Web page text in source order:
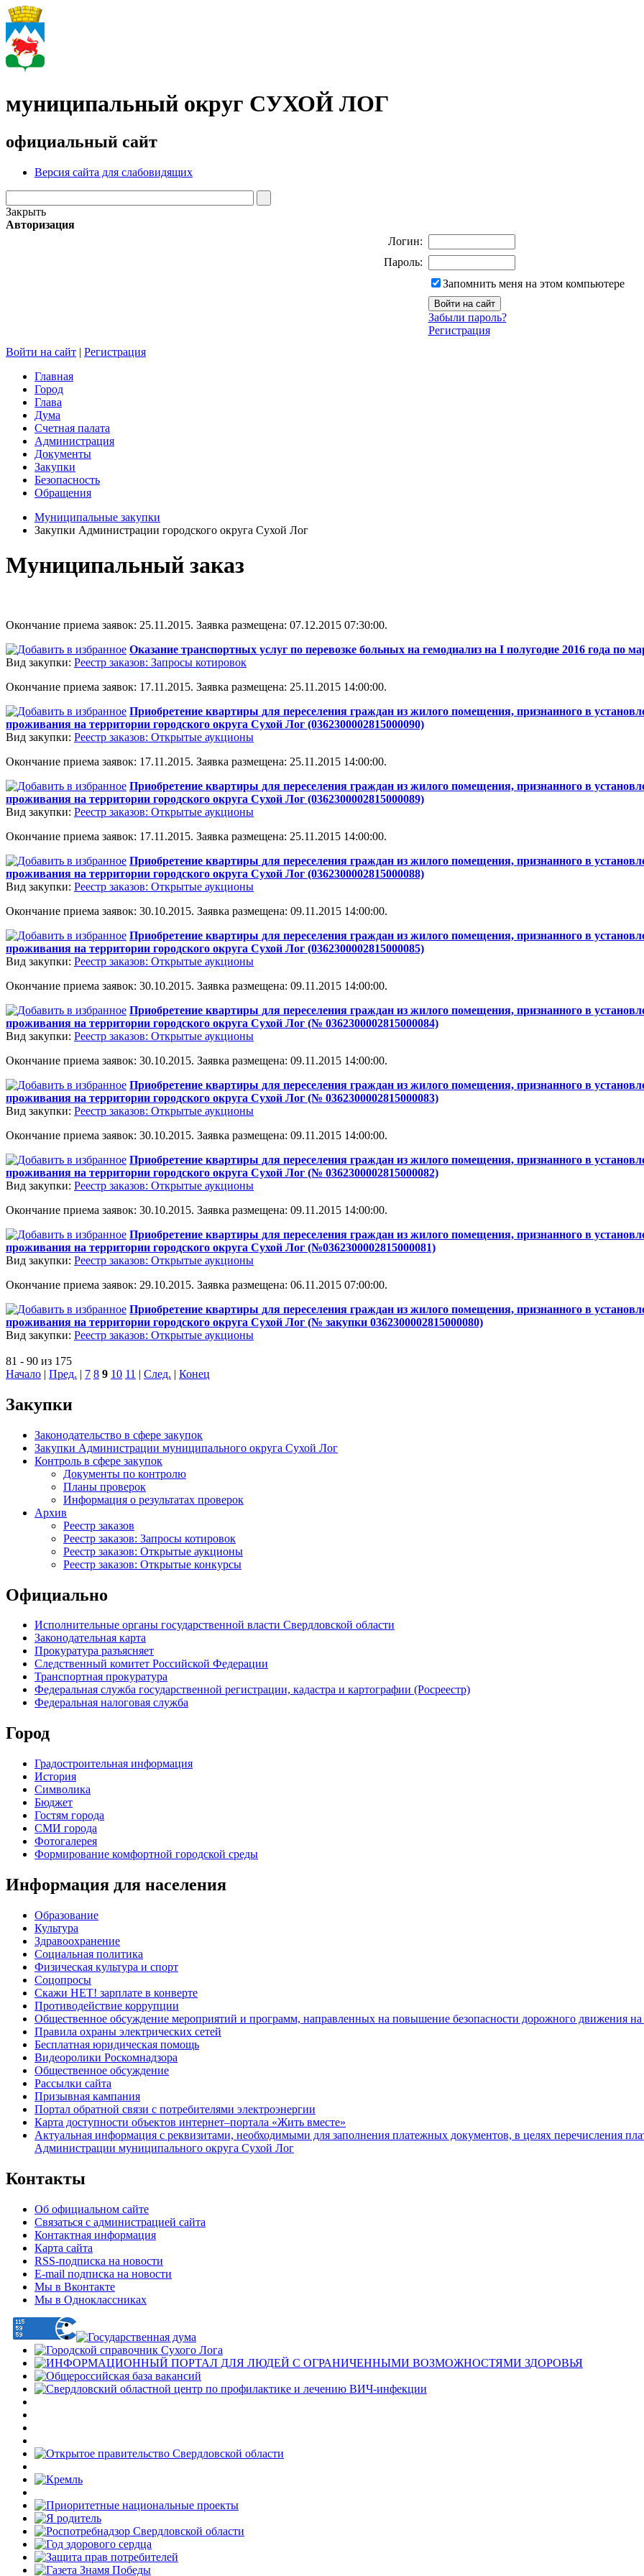
муниципальный округ СУХОЙ ЛОГ
официальный сайт
Версия сайта для слабовидящих
Закрыть
Авторизация
Логин:
Пароль:
Запомнить меня на этом компьютере
Забыли пароль?
Регистрация
Войти на сайт | Регистрация
Главная
Город
Глава
Дума
Счетная палата
Администрация
Документы
Закупки
Безопасность
Обращения
Муниципальные закупки
Закупки Администрации городского округа Сухой Лог
Муниципальный заказ
Окончание приема заявок: 25.11.2015. Заявка размещена: 07.12.2015 07:30:00.
Оказание транспортных услуг по перевозке больных на гемодиализ на I полугодие 2016 года по
Вид закупки: Реестр заказов: Запросы котировок
Окончание приема заявок: 17.11.2015. Заявка размещена: 25.11.2015 14:00:00.
Приобретение квартиры для переселения граждан из жилого помещения, признанного в
проживания на территории городского округа Сухой Лог (0362300002815000090)
Вид закупки: Реестр заказов: Открытые аукционы
Окончание приема заявок: 17.11.2015. Заявка размещена: 25.11.2015 14:00:00.
Приобретение квартиры для переселения граждан из жилого помещения, признанного в
проживания на территории городского округа Сухой Лог (0362300002815000089)
Вид закупки: Реестр заказов: Открытые аукционы
Окончание приема заявок: 17.11.2015. Заявка размещена: 25.11.2015 14:00:00.
Приобретение квартиры для переселения граждан из жилого помещения, признанного в
проживания на территории городского округа Сухой Лог (0362300002815000088)
Вид закупки: Реестр заказов: Открытые аукционы
Окончание приема заявок: 30.10.2015. Заявка размещена: 09.11.2015 14:00:00.
Приобретение квартиры для переселения граждан из жилого помещения, признанного в
проживания на территории городского округа Сухой Лог (0362300002815000085)
Вид закупки: Реестр заказов: Открытые аукционы
Окончание приема заявок: 30.10.2015. Заявка размещена: 09.11.2015 14:00:00.
Приобретение квартиры для переселения граждан из жилого помещения, признанного в
проживания на территории городского округа Сухой Лог (№ 0362300002815000084)
Вид закупки: Реестр заказов: Открытые аукционы
Окончание приема заявок: 30.10.2015. Заявка размещена: 09.11.2015 14:00:00.
Приобретение квартиры для переселения граждан из жилого помещения, признанного в
проживания на территории городского округа Сухой Лог (№ 0362300002815000083)
Вид закупки: Реестр заказов: Открытые аукционы
Окончание приема заявок: 30.10.2015. Заявка размещена: 09.11.2015 14:00:00.
Приобретение квартиры для переселения граждан из жилого помещения, признанного в
проживания на территории городского округа Сухой Лог (№ 0362300002815000082)
Вид закупки: Реестр заказов: Открытые аукционы
Окончание приема заявок: 30.10.2015. Заявка размещена: 09.11.2015 14:00:00.
Приобретение квартиры для переселения граждан из жилого помещения, признанного в
проживания на территории городского округа Сухой Лог (№0362300002815000081)
Вид закупки: Реестр заказов: Открытые аукционы
Окончание приема заявок: 29.10.2015. Заявка размещена: 06.11.2015 07:00:00.
Приобретение квартиры для переселения граждан из жилого помещения, признанного в
проживания на территории городского округа Сухой Лог (№ закупки 0362300002815000080)
Вид закупки: Реестр заказов: Открытые аукционы
81 - 90 из 175
Начало | Пред. | 7 8 9 10 11 | След. | Конец
Закупки
Законодательство в сфере закупок
Закупки Администрации муниципального округа Сухой Лог
Контроль в сфере закупок
Документы по контролю
Планы проверок
Информация о результатах проверок
Архив
Реестр заказов
Реестр заказов: Запросы котировок
Реестр заказов: Открытые аукционы
Реестр заказов: Открытые конкурсы
Официально
Исполнительные органы государственной власти Свердловской области
Законодательная карта
Прокуратура разъясняет
Следственный комитет Российской Федерации
Транспортная прокуратура
Федеральная служба государственной регистрации, кадастра и картографии (Росреестр)
Федеральная налоговая служба
Город
Градостроительная информация
История
Символика
Бюджет
Гостям города
СМИ города
Фотогалерея
Формирование комфортной городской среды
Информация для населения
Образование
Культура
Здравоохранение
Социальная политика
Физическая культура и спорт
Соцопросы
Скажи НЕТ! зарплате в конверте
Противодействие коррупции
Общественное обсуждение мероприятий и программ, направленных на повышение безопасности дорожного движения на
Правила охраны электрических сетей
Бесплатная юридическая помощь
Видеоролики Роскомнадзора
Общественное обсуждение
Рассылки сайта
Призывная кампания
Портал обратной связи с потребителями электроэнергии
Карта доступности объектов интернет–портала «Жить вместе»
Актуальная информация с реквизитами, необходимыми для заполнения платежных документов, в целях перечисления
Администрации муниципального округа Сухой Лог
Контакты
Об официальном сайте
Связаться с администрацией сайта
Контактная информация
Карта сайта
RSS-подписка на новости
E-mail подписка на новости
Мы в Вконтакте
Мы в Одноклассниках